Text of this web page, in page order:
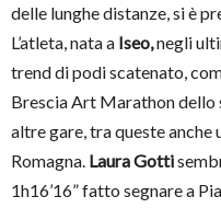
delle lunghe distanze, si è
L’atleta, nata a Iseo,negli
trend di podi scatenato,
Brescia Art Marathon dello
altre gare, tra queste anche
Romagna. Laura Gotti
1h16’16” fatto segnare a